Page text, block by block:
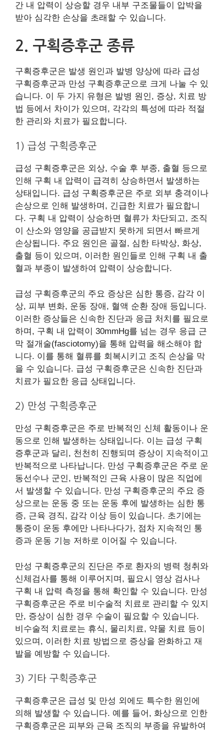
간 내 압력이 상승할 경우 내부 구조물들이 압박을
받아 심각한 손상을 초래할 수 있습니다.
2. 구획증후군 종류
구획증후군은 발생 원인과 발병 양상에 따라 급성
구획증후군과 만성 구획증후군으로 크게 나눌 수 있
습니다. 이 두 가지 유형은 발병 원인, 증상, 치료 방
법 등에서 차이가 있으며, 각각의 특성에 따라 적절
한 관리와 치료가 필요합니다.
1) 급성 구획증후군
급성 구획증후군은 외상, 수술 후 부종, 출혈 등으로
인해 구획 내 압력이 급격히 상승하면서 발생하는
상태입니다. 급성 구획증후군은 주로 외부 충격이나
손상으로 인해 발생하며, 긴급한 치료가 필요합니
다. 구획 내 압력이 상승하면 혈류가 차단되고, 조직
이 산소와 영양을 공급받지 못하게 되면서 빠르게
손상됩니다. 주요 원인은 골절, 심한 타박상, 화상,
출혈 등이 있으며, 이러한 원인들로 인해 구획 내 출
혈과 부종이 발생하여 압력이 상승합니다.
급성 구획증후군의 주요 증상은 심한 통증, 감각 이
상, 피부 변화, 운동 장애, 혈액 순환 장애 등입니다.
이러한 증상들은 신속한 진단과 응급 처치를 필요로
하며, 구획 내 압력이 30mmHg를 넘는 경우 응급 근
막 절개술(fasciotomy)을 통해 압력을 해소해야 합
니다. 이를 통해 혈류를 회복시키고 조직 손상을 막
을 수 있습니다. 급성 구획증후군은 신속한 진단과
치료가 필요한 응급 상태입니다.
2) 만성 구획증후군
만성 구획증후군은 주로 반복적인 신체 활동이나 운
동으로 인해 발생하는 상태입니다. 이는 급성 구획
증후군과 달리, 천천히 진행되며 증상이 지속적이고
반복적으로 나타납니다. 만성 구획증후군은 주로 운
동선수나 군인, 반복적인 근육 사용이 많은 직업에
서 발생할 수 있습니다. 만성 구획증후군의 주요 증
상으로는 운동 중 또는 운동 후에 발생하는 심한 통
증, 근육 경직, 감각 이상 등이 있습니다. 초기에는
통증이 운동 후에만 나타나다가, 점차 지속적인 통
증과 운동 기능 저하로 이어질 수 있습니다.
만성 구획증후군의 진단은 주로 환자의 병력 청취와
신체검사를 통해 이루어지며, 필요시 영상 검사나
구획 내 압력 측정을 통해 확인할 수 있습니다. 만성
구획증후군은 주로 비수술적 치료로 관리할 수 있지
만, 증상이 심한 경우 수술이 필요할 수 있습니다.
비수술적 치료로는 휴식, 물리치료, 약물 치료 등이
있으며, 이러한 치료 방법으로 증상을 완화하고 재
발을 예방할 수 있습니다.
3) 기타 구획증후군
구획증후군은 급성 및 만성 외에도 특수한 원인에
의해 발생할 수 있습니다. 예를 들어, 화상으로 인한
구획증후군은 피부와 근육 조직의 부종을 유발하여